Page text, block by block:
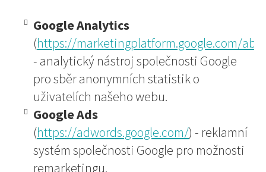
Google Analytics
(https://marketingplatform.google.com/
- analytický nástroj společnosti Google
pro sběr anonymních statistik o
uživatelích našeho webu.
Google Ads
(https://adwords.google.com/) - reklamní
systém společnosti Google pro možnosti
remarketingu.